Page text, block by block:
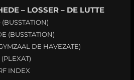
– LOSSER – DE LUTTE
(BUSSTATION)
DE HAVEZATE)
INDEX